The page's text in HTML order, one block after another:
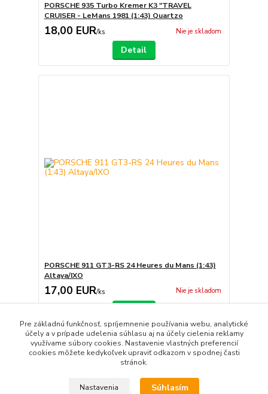
PORSCHE 935 Turbo Kremer K3 "TRAVEL
CRUISER - LeMans 1981 (1:43) Quartzo
18,00 EUR/ks Nie je skladom
Detail
PORSCHE 911 GT3-RS 24 Heures du Mans (1:43)
Altaya/IXO
17,00 EUR/ks Nie je skladom
strana z 1
Pre základnú funkčnosť, spríjemnenie používania webu, analytické
účely a v prípade udelenia súhlasu aj na účely cielenia reklamy
využívame súbory cookies. Nastavenie vlastných preferencií
cookies môžete kedykoľvek upraviť odkazom v spodnej časti
stránok.
Nastavenia Súhlasím